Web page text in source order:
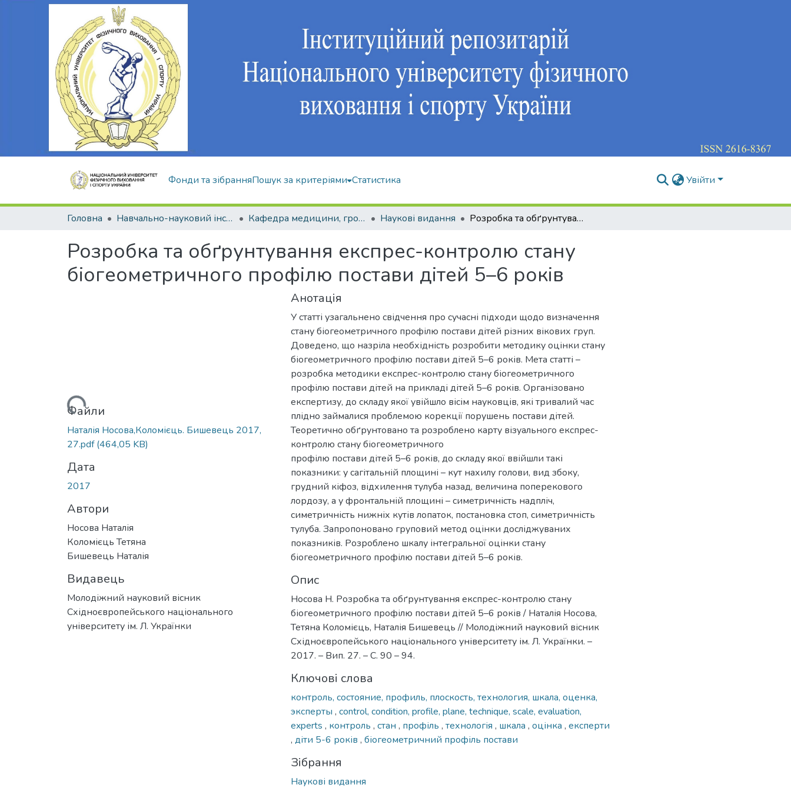
Фонди та зібранняПошук за критеріями Статистика Увійти
Головна Навчально-науковий інститут здоров'я, реабілітації та фізичного виховання Кафедра медицини, громадського здоров'я та екології спорту Наукові видання Розробка та обґрунтування експрес-контролю стану біогеометричного профілю постави дітей 5–6 років
Розробка та обґрунтування експрес-контролю стану
біогеометричного профілю постави дітей 5–6 років
Вантажиться...
Файли
Наталія Носова,Коломієць. Бишевець 2017,
27.pdf(464,05 KB)
Дата
2017
Автори
Носова Наталія
Коломієць Тетяна
Бишевець Наталія
Видавець
Молодіжний науковий вісник
Східноєвропейського національного
університету ім. Л. Українки
Анотація
У статті узагальнено свідчення про сучасні підходи щодо визначення
стану біогеометричного профілю постави дітей різних вікових груп.
Доведено, що назріла необхідність розробити методику оцінки стану
біогеометричного профілю постави дітей 5–6 років. Мета статті –
розробка методики експрес-контролю стану біогеометричного
профілю постави дітей на прикладі дітей 5–6 років. Організовано
експертизу, до складу якої увійшло вісім науковців, які тривалий час
плідно займалися проблемою корекції порушень постави дітей.
Теоретично обґрунтовано та розроблено карту візуального експрес-
контролю стану біогеометричного
профілю постави дітей 5–6 років, до складу якої ввійшли такі
показники: у сагітальній площині – кут нахилу голови, вид збоку,
грудний кіфоз, відхилення тулуба назад, величина поперекового
лордозу, а у фронтальній площині – симетричність надпліч,
симетричність нижніх кутів лопаток, постановка стоп, симетричність
тулуба. Запропоновано груповий метод оцінки досліджуваних
показників. Розроблено шкалу інтегральної оцінки стану
біогеометричного профілю постави дітей 5–6 років.
Опис
Носова Н. Розробка та обґрунтування експрес-контролю стану
біогеометричного профілю постави дітей 5–6 років / Наталія Носова,
Тетяна Коломієць, Наталія Бишевець // Молодіжний науковий вісник
Східноєвропейського національного університету ім. Л. Українки. –
2017. – Вип. 27. – С. 90 – 94.
Ключові слова
контроль, состояние, профиль, плоскость, технология, шкала, оценка,
эксперты , control, condition, profile, plane, technique, scale, evaluation,
experts , контроль , стан , профіль , технологія , шкала , оцінка , експерти
, діти 5-6 років , біогеометричний профіль постави
Зібрання
Наукові видання